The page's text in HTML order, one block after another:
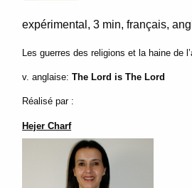
expérimental 3 min français,
Les guerres des religions et la haine de
v. anglaise: The Lord is The Lord
Réalisé par :
Hejer Charf